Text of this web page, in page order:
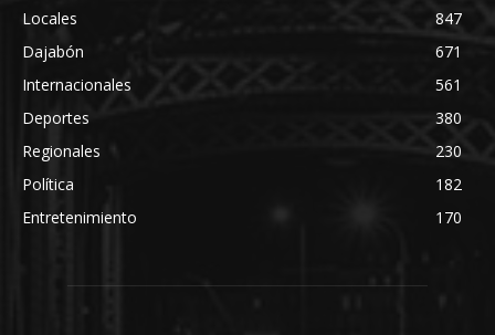
Locales
847
Dajabón
671
Internacionales
561
Deportes
380
Regionales
230
Política
182
Entretenimiento
170